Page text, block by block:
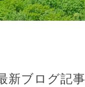
新ブログ記事